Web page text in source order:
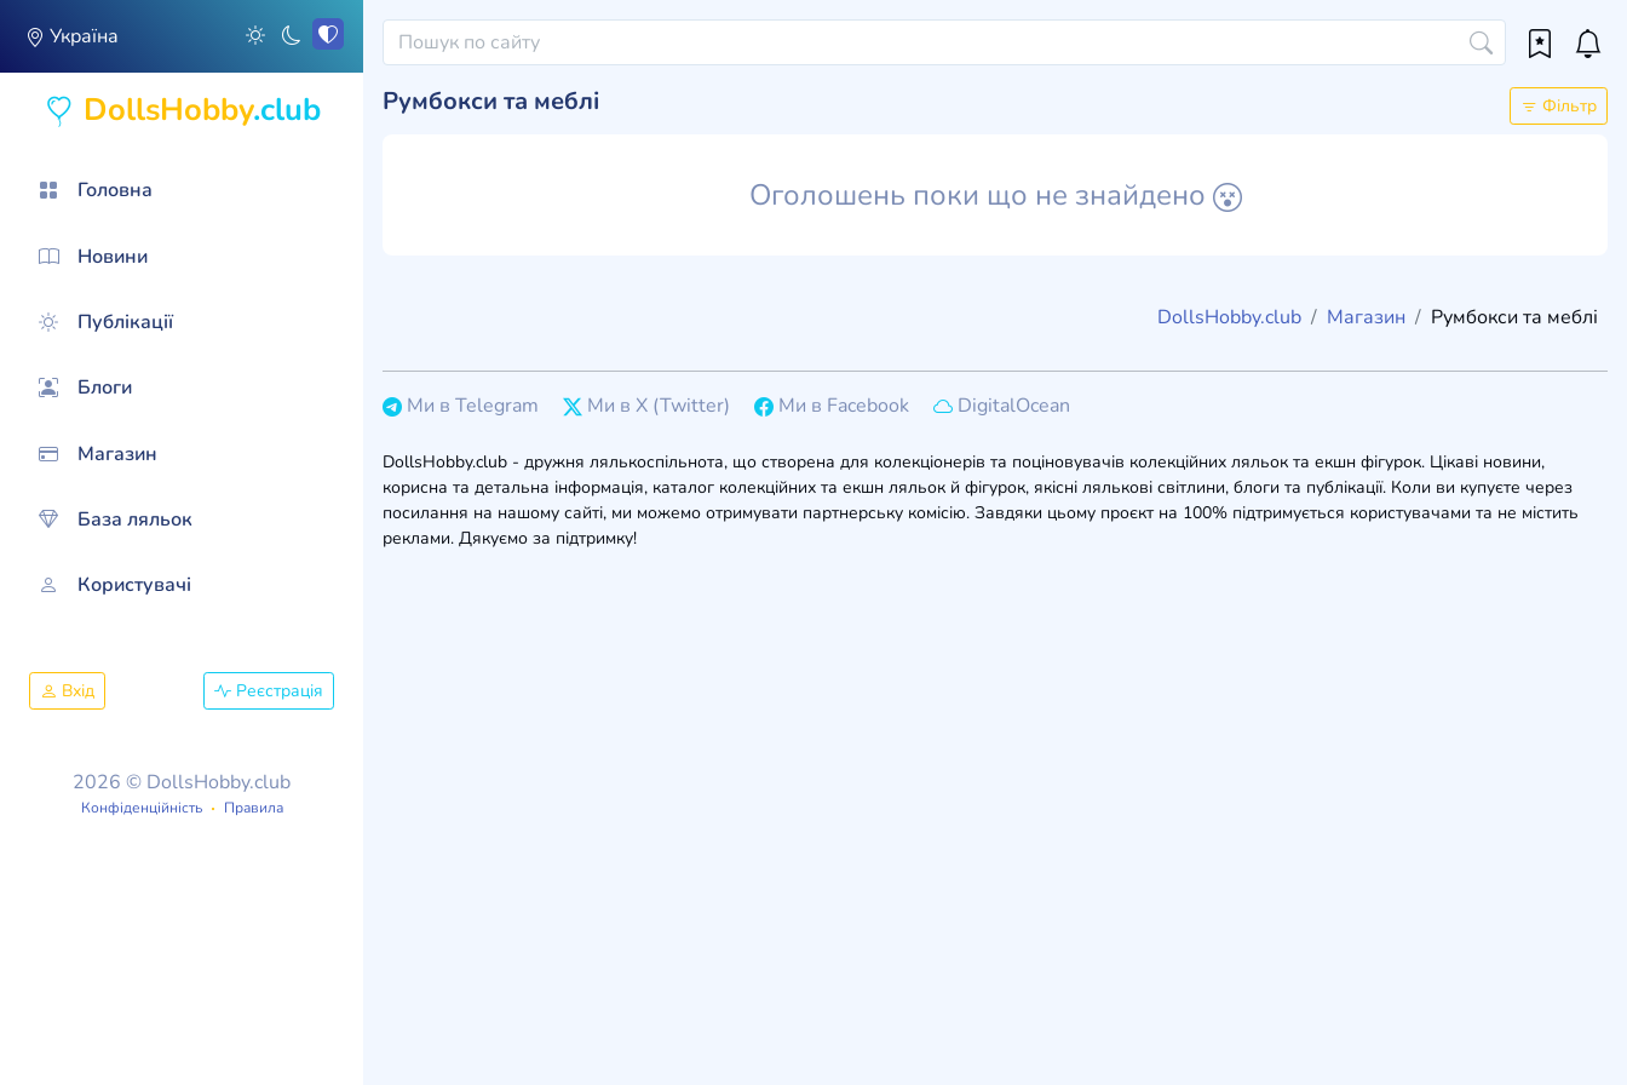
Україна
DollsHobby.club
Головна
Новини
Публікації
Блоги
Магазин
База ляльок
Користувачі
Вхід Реєстрація
2026 © DollsHobby.club
Конфіденційність Правила
Румбокси та меблі Фільтр
Оголошень поки що не знайдено
DollsHobby.club Магазин Румбокси та меблі
Ми в Telegram Ми в X (Twitter) Ми в Facebook DigitalOcean
DollsHobby.club - дружня лялькоспільнота, що створена для колекціонерів та поціновувачів колекційних ляльок та екшн фігурок. Цікаві новини,
корисна та детальна інформація, каталог колекційних та екшн ляльок й фігурок, якісні лялькові світлини, блоги та публікації. Коли ви купуєте через
посилання на нашому сайті, ми можемо отримувати партнерську комісію. Завдяки цьому проєкт на 100% підтримується користувачами та не містить
реклами. Дякуємо за підтримку!